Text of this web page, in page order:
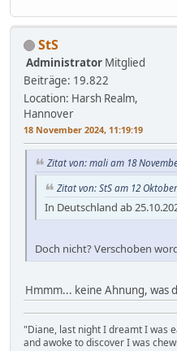
StS
Administrator Mitglied
Beiträge: 19.822
Location: Harsh Realm,
Hannover
18 November 2024, 11:19:19
Zitat von: mali am 18
Zitat von: StS am 12
In Deutschland ab
Doch nicht? Verschoben
Hmmm... keine Ahnung, was
"Diane, last night I dreamt I was
and awoke to discover I was